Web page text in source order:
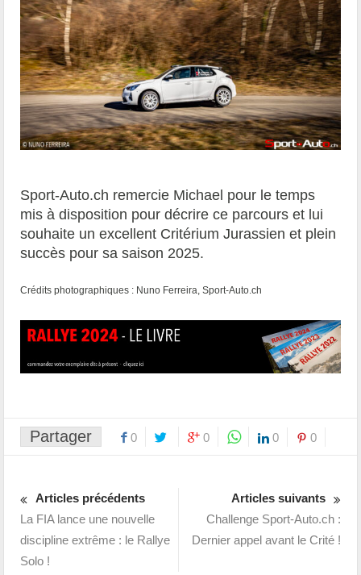
Sport-Auto.ch remercie Michael pour le temps
mis à disposition pour décrire ce parcours et lui
souhaite un excellent Critérium Jurassien et plein
succès pour sa saison 2025.
Crédits photographiques : Nuno Ferreira, Sport-Auto.ch
Partager 0 0 0 0
Articles précédents
La FIA lance une nouvelle
discipline extrême : le Rallye
Solo !
Articles suivants
Challenge Sport-Auto.ch :
Dernier appel avant le Crité !